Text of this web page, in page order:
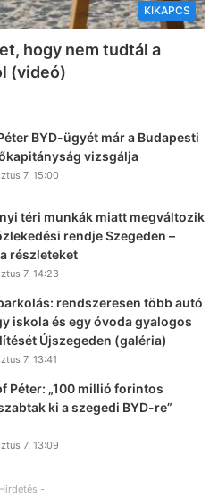
KIKAPCS
hogy nem tudtál a
(videó)
BYD-ügyét már a Budapesti
vizsgálja
7. 15:00
téri munkák miatt megváltozik
rendje Szegeden –
részleteket
7. 14:23
rendszeresen több autó
iskola és egy óvoda gyalogos
Újszegeden (galéria)
7. 13:41
Péter: „100 millió forintos
ki a szegedi BYD-re”
7. 13:09
-